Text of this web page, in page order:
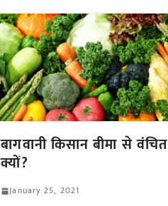
बागवानी किसान बीमा से वंचित
क्यों?
January 25, 2021